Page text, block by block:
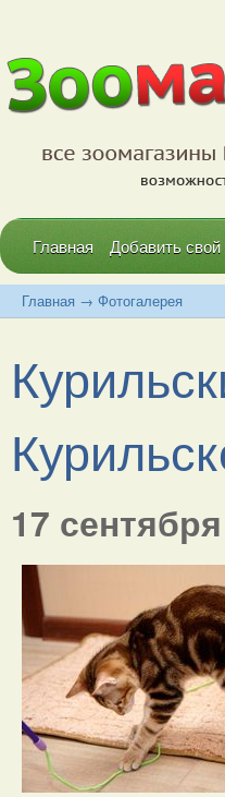
Главная Добавить свой
Главная → Фотогалерея
17